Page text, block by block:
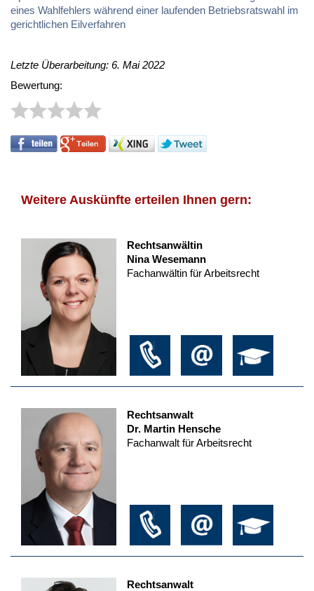
ei­nes Wahl­feh­lers wäh­rend ei­ner lau­fen­den Be­triebs­rats­wahl im
ge­richt­li­chen Eil­ver­fah­ren
Letzte Überarbeitung: 6. Mai 2022
Bewertung:
Weitere Auskünfte erteilen Ihnen gern:
Rechtsanwältin
Nina Wesemann
Fachanwältin für Arbeitsrecht
Rechtsanwalt
Dr. Martin Hensche
Fachanwalt für Arbeitsrecht
Rechtsanwalt